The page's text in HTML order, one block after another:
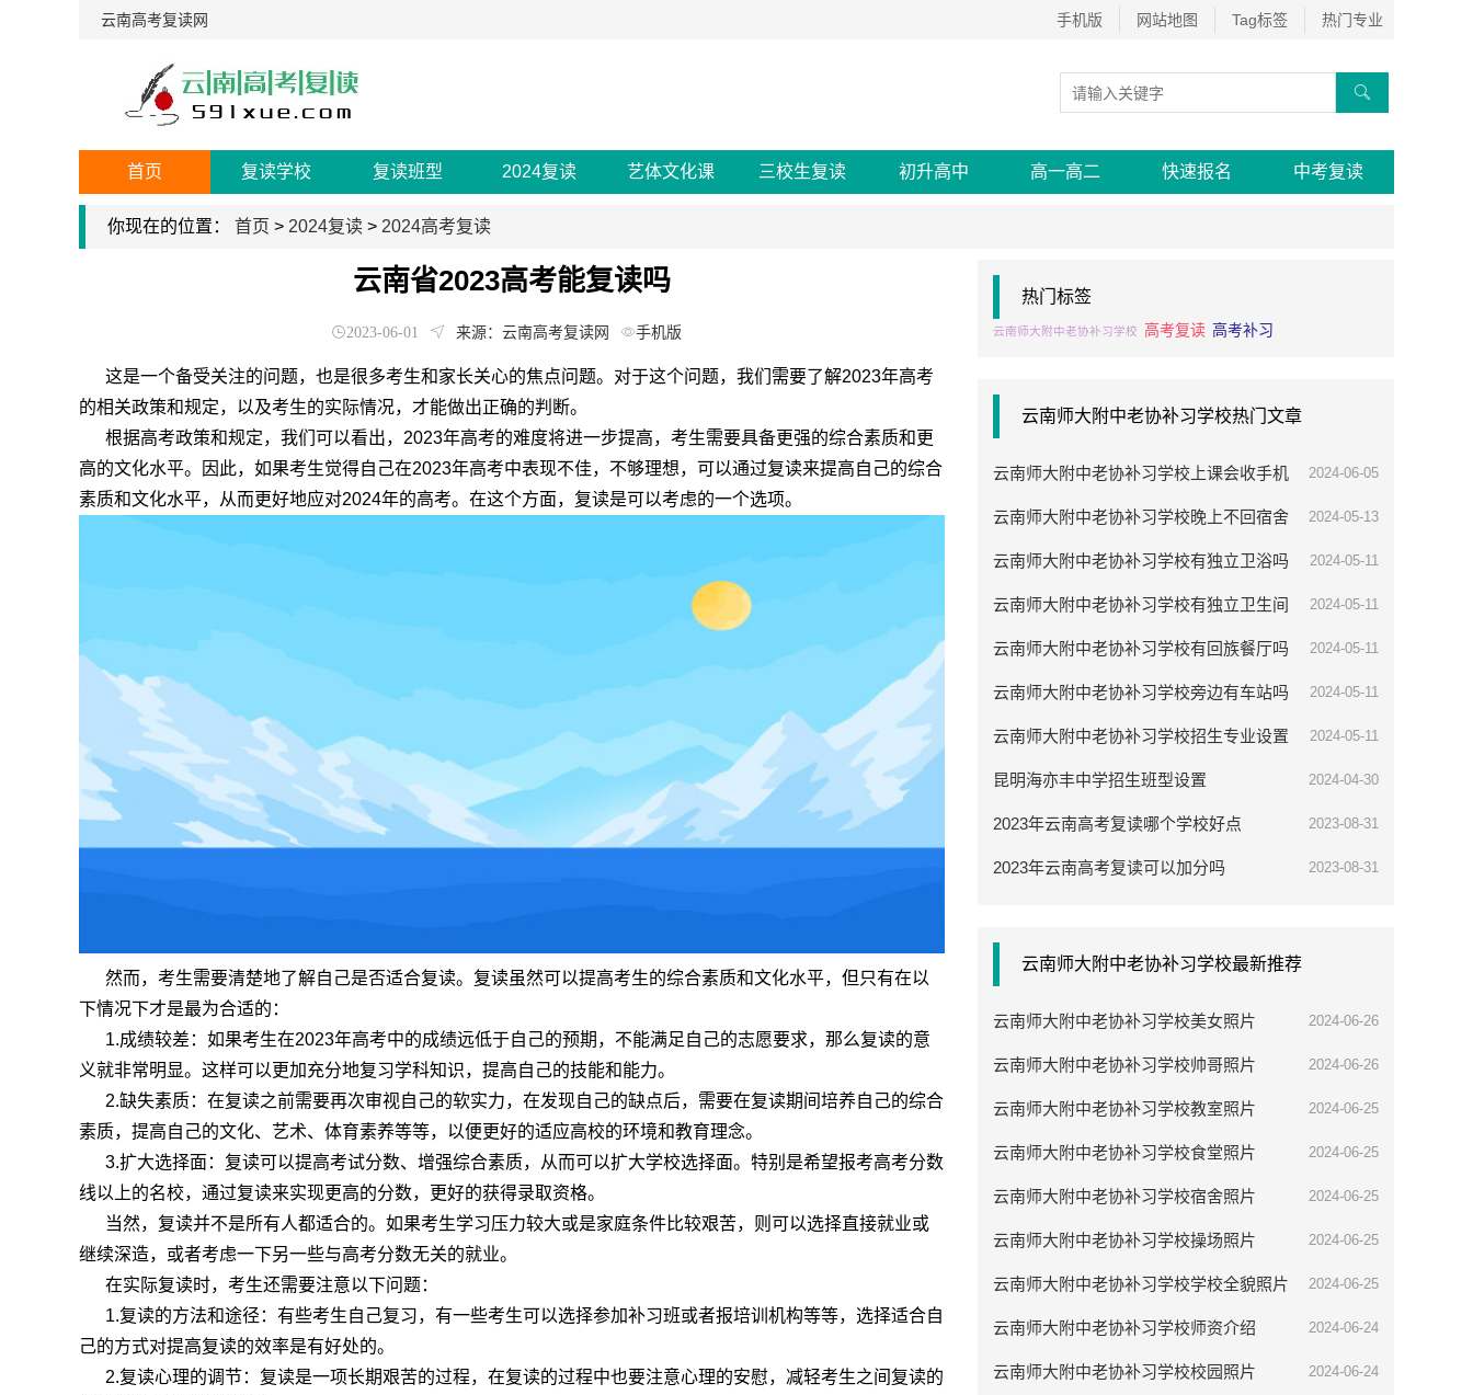
云南高考复读网 手机版 网站地图 Tag标签 热门专业

首页 复读学校 复读班型 2024复读 艺体文化课 三校生复读 初升高中 高一高二 快速报名 中考复读
你现在的位置： 首页 > 2024复读 > 2024高考复读
云南省2023高考能复读吗
2023-06-01 来源：云南高考复读网 手机版
这是一个备受关注的问题，也是很多考生和家长关心的焦点问题。对于这个问题，我们需要了解2023年高考
的相关政策和规定，以及考生的实际情况，才能做出正确的判断。
根据高考政策和规定，我们可以看出，2023年高考的难度将进一步提高，考生需要具备更强的综合素质和更
高的文化水平。因此，如果考生觉得自己在2023年高考中表现不佳，不够理想，可以通过复读来提高自己的综合
素质和文化水平，从而更好地应对2024年的高考。在这个方面，复读是可以考虑的一个选项。
然而，考生需要清楚地了解自己是否适合复读。复读虽然可以提高考生的综合素质和文化水平，但只有在以
下情况下才是最为合适的：
1.成绩较差：如果考生在2023年高考中的成绩远低于自己的预期，不能满足自己的志愿要求，那么复读的意
义就非常明显。这样可以更加充分地复习学科知识，提高自己的技能和能力。
2.缺失素质：在复读之前需要再次审视自己的软实力，在发现自己的缺点后，需要在复读期间培养自己的综合
素质，提高自己的文化、艺术、体育素养等等，以便更好的适应高校的环境和教育理念。
3.扩大选择面：复读可以提高考试分数、增强综合素质，从而可以扩大学校选择面。特别是希望报考高考分数
线以上的名校，通过复读来实现更高的分数，更好的获得录取资格。
当然，复读并不是所有人都适合的。如果考生学习压力较大或是家庭条件比较艰苦，则可以选择直接就业或
继续深造，或者考虑一下另一些与高考分数无关的就业。
在实际复读时，考生还需要注意以下问题：
1.复读的方法和途径：有些考生自己复习，有一些考生可以选择参加补习班或者报培训机构等等，选择适合自
己的方式对提高复读的效率是有好处的。
2.复读心理的调节：复读是一项长期艰苦的过程，在复读的过程中也要注意心理的安慰，减轻考生之间复读的
热门标签
云南师大附中老协补习学校 高考复读 高考补习
云南师大附中老协补习学校热门文章
云南师大附中老协补习学校上课会收手机
吗
2024-06-05
云南师大附中老协补习学校晚上不回宿舍
会被退学吗
2024-05-13
云南师大附中老协补习学校有独立卫浴吗 2024-05-11
云南师大附中老协补习学校有独立卫生间
吗
2024-05-11
云南师大附中老协补习学校有回族餐厅吗 2024-05-11
云南师大附中老协补习学校旁边有车站吗 2024-05-11
云南师大附中老协补习学校招生专业设置 2024-05-11
昆明海亦丰中学招生班型设置 2024-04-30
2023年云南高考复读哪个学校好点 2023-08-31
2023年云南高考复读可以加分吗 2023-08-31
云南师大附中老协补习学校最新推荐
云南师大附中老协补习学校美女照片 2024-06-26
云南师大附中老协补习学校帅哥照片 2024-06-26
云南师大附中老协补习学校教室照片 2024-06-25
云南师大附中老协补习学校食堂照片 2024-06-25
云南师大附中老协补习学校宿舍照片 2024-06-25
云南师大附中老协补习学校操场照片 2024-06-25
云南师大附中老协补习学校学校全貌照片 2024-06-25
云南师大附中老协补习学校师资介绍 2024-06-24
云南师大附中老协补习学校校园照片 2024-06-24